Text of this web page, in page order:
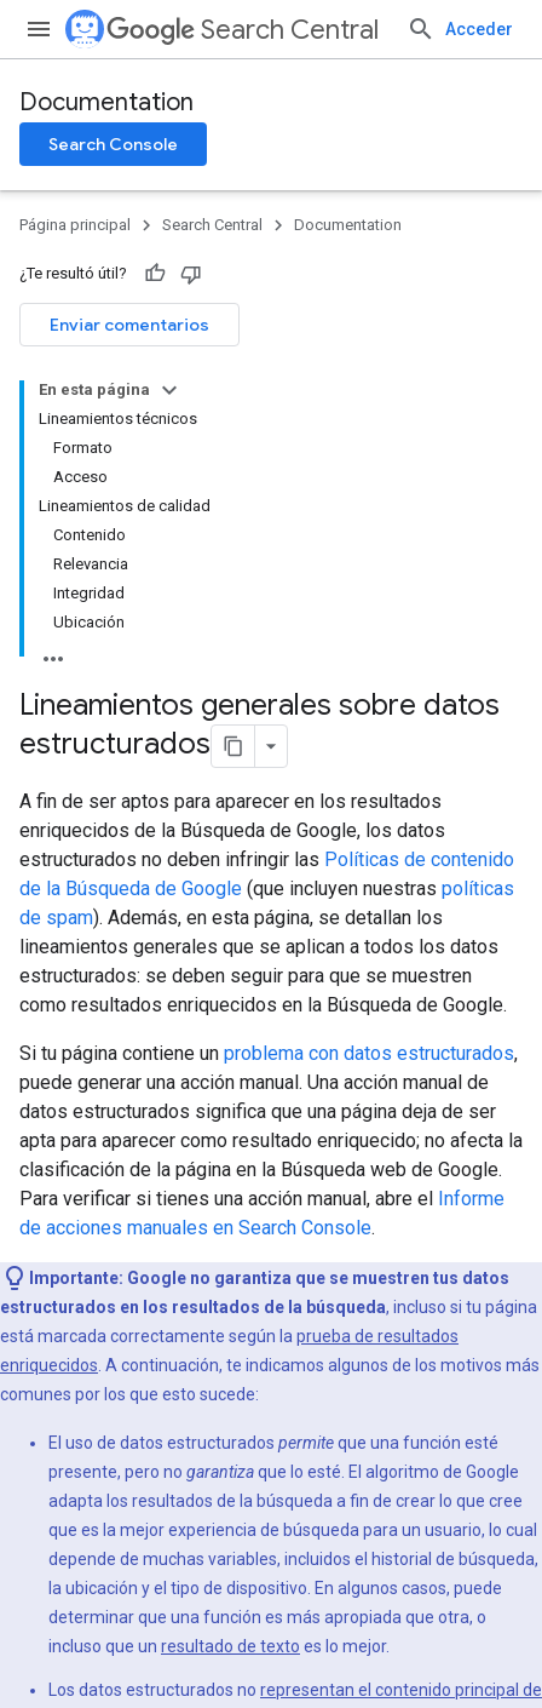
Search Central Acceder
Documentation
Search Console
Página principal Search Central Documentation
¿Te resultó útil?
Enviar comentarios
En esta página
Lineamientos técnicos
Formato
Acceso
Lineamientos de calidad
Contenido
Relevancia
Integridad
Ubicación
Lineamientos generales sobre datos
estructurados
A fin de ser aptos para aparecer en los resultados
enriquecidos de la Búsqueda de Google, los datos
estructurados no deben infringir las Políticas de contenido
de la Búsqueda de Google (que incluyen nuestras políticas
de spam). Además, en esta página, se detallan los
lineamientos generales que se aplican a todos los datos
estructurados: se deben seguir para que se muestren
como resultados enriquecidos en la Búsqueda de Google.
Si tu página contiene un problema con datos estructurados,
puede generar una acción manual. Una acción manual de
datos estructurados significa que una página deja de ser
apta para aparecer como resultado enriquecido; no afecta la
clasificación de la página en la Búsqueda web de Google.
Para verificar si tienes una acción manual, abre el Informe
de acciones manuales en Search Console.
Importante: Google no garantiza que se muestren tus datos
estructurados en los resultados de la búsqueda, incluso si tu página
está marcada correctamente según la prueba de resultados
enriquecidos . A continuación, te indicamos algunos de los motivos más
comunes por los que esto sucede:
El uso de datos estructurados permiteque una función esté
presente, pero no garantizaque lo esté. El algoritmo de Google
adapta los resultados de la búsqueda a fin de crear lo que cree
que es la mejor experiencia de búsqueda para un usuario, lo cual
depende de muchas variables, incluidos el historial de búsqueda,
la ubicación y el tipo de dispositivo. En algunos casos, puede
determinar que una función es más apropiada que otra, o
incluso que un resultado de texto es lo mejor.
Los datos estructurados no representan el contenido principal de